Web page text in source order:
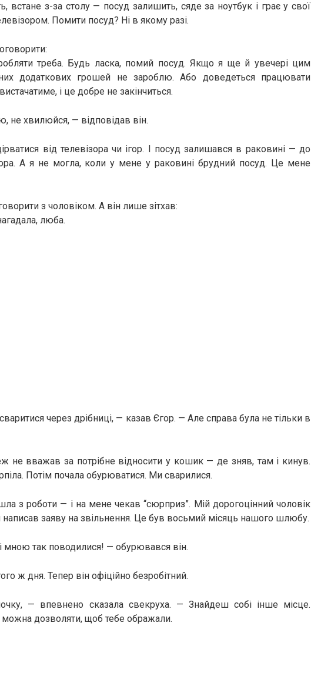
встане з-за столу — посуд залишить, сяде за ноутбук і грає у свої
Помити посуд? Ні в якому разі.
треба. Будь ласка, помий посуд. Якщо я ще й увечері цим
додаткових грошей не зароблю. Або доведеться працювати
і це добре не закінчиться.
не хвилюйся, — відповідав він.
від телевізора чи ігор. І посуд залишався в раковині — до
А я не могла, коли у мене у раковині брудний посуд. Це мене
з чоловіком. А він лише зітхав:
люба.
через дрібниці, — казав Єгор. — Але справа була не тільки в
не вважав за потрібне відносити у кошик — де зняв, там і кинув.
Потім почала обурюватися. Ми сварилися.
з роботи — і на мене чекав “сюрприз”. Мій дорогоцінний чоловік
написав заяву на звільнення. Це був восьмий місяць нашого шлюбу.
так поводилися! — обурювався він.
ж дня. Тепер він офіційно безробітний.
— впевнено сказала свекруха. — Знайдеш собі інше місце.
дозволяти, щоб тебе ображали.